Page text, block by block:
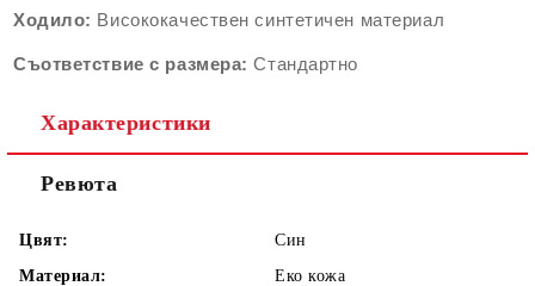
Ходило: Висококачествен синтетичен материал
Съответствие с размера: Стандартно
Характеристики
Ревюта
Цвят:
Син
Материал:
Еко кожа